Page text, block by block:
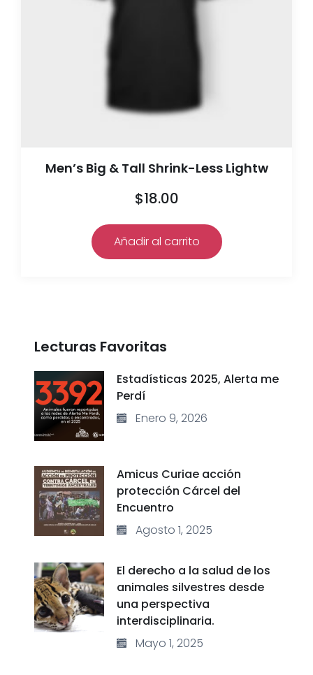
Men’s Big & Tall Shrink-Less Lightw
$18.00
Añadir al carrito
Lecturas Favoritas
Estadísticas 2025, Alerta me
Perdí
Enero 9, 2026
Amicus Curiae acción
protección Cárcel del
Encuentro
Agosto 1, 2025
El derecho a la salud de los
animales silvestres desde
una perspectiva
interdisciplinaria.
Mayo 1, 2025